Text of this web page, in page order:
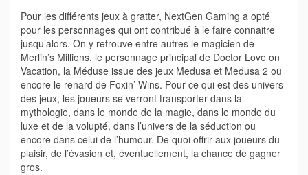
Pour les différents jeux à gratter, NextGen Gaming a opté
pour les personnages qui ont contribué à le faire connaitre
jusqu’alors. On y retrouve entre autres le magicien de
Merlin’s Millions, le personnage principal de Doctor Love on
Vacation, la Méduse issue des jeux Medusa et Medusa 2 ou
encore le renard de Foxin’ Wins. Pour ce qui est des univers
des jeux, les joueurs se verront transporter dans la
mythologie, dans le monde de la magie, dans le monde du
luxe et de la volupté, dans l’univers de la séduction ou
encore dans celui de l’humour. De quoi offrir aux joueurs du
plaisir, de l’évasion et, éventuellement, la chance de gagner
gros.